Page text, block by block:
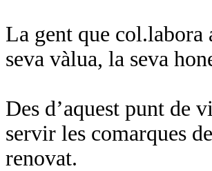
La gent que col.labora
seva vàlua, la seva
Des d’aquest punt de
servir les comarques
renovat.